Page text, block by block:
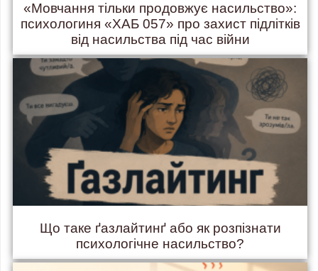
«Мовчання тільки продовжує насильство»:
психологиня «ХАБ 057» про захист підлітків
від насильства під час війни
Що таке ґазлайтинґ або як розпізнати
психологічне насильство?